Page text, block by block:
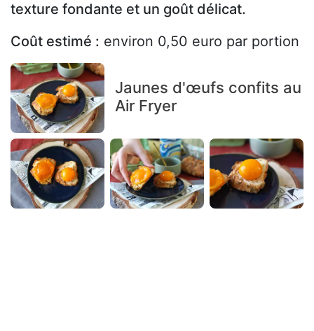
texture fondante et un goût délicat.
Coût estimé : environ 0,50 euro par portion
Jaunes d'œufs confits au
Air Fryer